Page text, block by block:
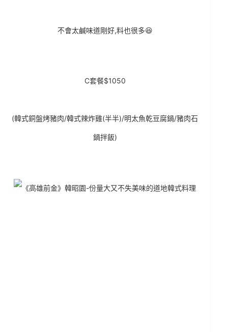
不會太鹹味道剛好,料也很多😆
C套餐$1050
(韓式銅盤烤豬肉/韓式辣炸雞(半半)/明太魚乾豆腐鍋/豬肉石
鍋拌飯)